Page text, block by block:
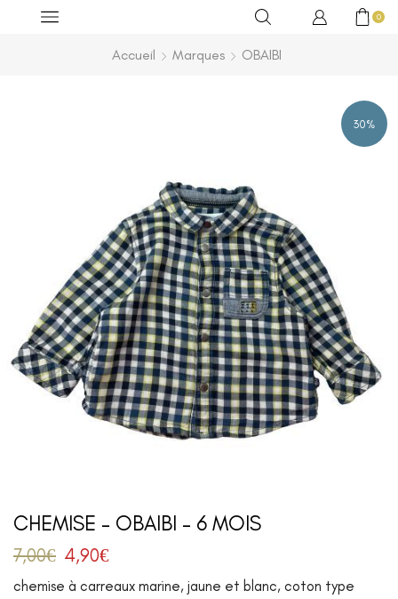
0
Accueil Marques OBAIBI
30%
CHEMISE – OBAIBI – 6 MOIS
7,00€ 4,90€
chemise à carreaux marine, jaune et blanc, coton type